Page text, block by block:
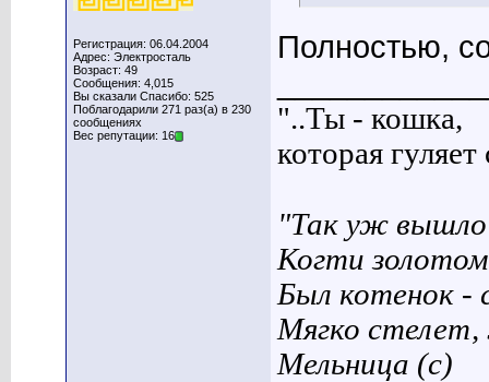
Регистрация: 06.04.2004
Адрес: Электросталь
Возраст: 49
Сообщения: 4,015
Вы сказали Спасибо: 525
Поблагодарили 271 раз(а) в 230
сообщениях
Вес репутации: 16
Полностью,
"..Ты - кошка,
которая
"Так уж вышло
Когти
Был котенок -
Мягко
Мельница (с)